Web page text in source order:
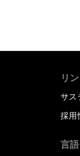
リ
サス
採用
言語